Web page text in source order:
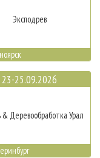
Эксподрев
23-25.09.2026
Деревообработка Урал